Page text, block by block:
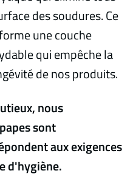
des soudures. Ce
une couche
qui empêche la
de nos produits.
nous
sont
aux exigences
d'hygiène.